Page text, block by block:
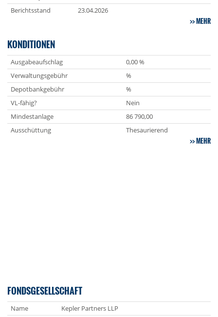
Berichtsstand
23.04.2026
MEHR
KONDITIONEN
Ausgabeaufschlag
0,00 %
Verwaltungsgebühr
%
Depotbankgebühr
%
VL-fähig?
Nein
Mindestanlage
86 790,00
Ausschüttung
Thesaurierend
MEHR
FONDSGESELLSCHAFT
Name
Kepler Partners LLP